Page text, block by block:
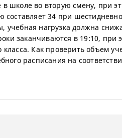
школе во вторую смену, при
составляет 34 при
учебная нагрузка должна
заканчиваются в 19:10, при
класса. Как проверить объем
расписания на